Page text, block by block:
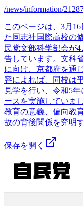
/news/information/
このページは、3月
た同志社国際高校の
民党文部科学部会が
告しています。文科
に向け、京都府を通
容によれば、同校は
見学を行い、令和5
ースを実施していま
教育の意義、偏向教
故の背後関係を究明
保存を開く